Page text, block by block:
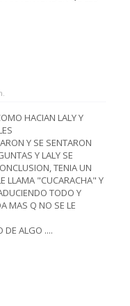
HACIAN LALY Y
Y SE SENTARON
Y LALY SE
TENIA UN
LLAMA "CUCARACHA" Y
TODO Y
MAS Q NO SE LE
DE ALGO ....